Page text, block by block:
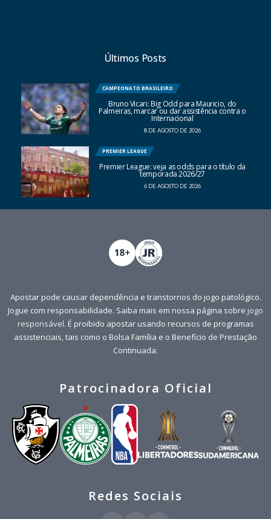
Últimos Posts
CAMPEONATO BRASILEIRO
Bruno Vicari: Big Odd para Mauricio, do
Palmeiras, marcar ou dar assistência contra o
Internacional
8 DE AGOSTO DE 2026
PREMIER LEAGUE
Premier League: veja as odds para o título da
temporada 2026/27
6 DE AGOSTO DE 2026
Apostar pode causar dependência e transtornos do jogo patológico.
Jogue com responsabilidade. Saiba mais em nossa página sobre jogo
responsável. É proibido apostar usando recursos de programas
assistenciais, tais como o Bolsa Família e o Benefício de Prestação
Continuada.
Patrocinadora Oficial
Redes Sociais